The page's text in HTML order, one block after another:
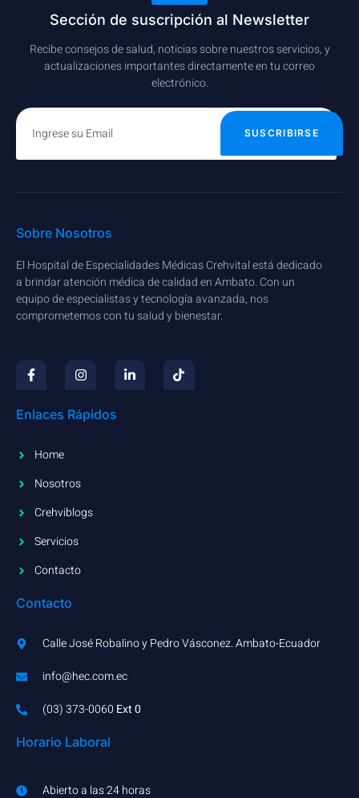
Sección de suscripción al Newsletter
Recibe consejos de salud, noticias sobre nuestros servicios, y
actualizaciones importantes directamente en tu correo
electrónico.
SUSCRIBIRSE
Sobre Nosotros
El Hospital de Especialidades Médicas Crehvital está dedicado
a brindar atención médica de calidad en Ambato. Con un
equipo de especialistas y tecnología avanzada, nos
comprometemos con tu salud y bienestar.
Enlaces Rápidos
Home
Nosotros
Crehviblogs
Servicios
Contacto
Contacto
Calle José Robalino y Pedro Vásconez. Ambato-Ecuador
info@hec.com.ec
(03) 373-0060​ Ext 0
Horario Laboral
Abierto a las 24 horas